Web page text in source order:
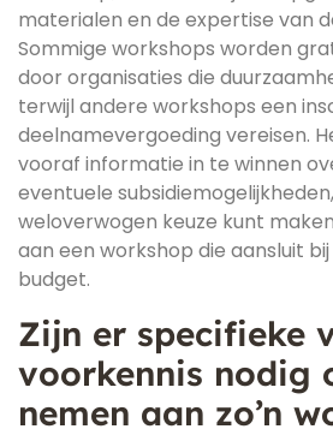
materialen en de expertise van
Sommige workshops worden
door organisaties die
terwijl andere workshops een
deelnamevergoeding vereisen.
vooraf informatie in te winnen
eventuele
weloverwogen keuze kunt
aan een workshop die aansluit
budget.
Zijn er specifieke
voorkennis nodig
nemen aan zo’n